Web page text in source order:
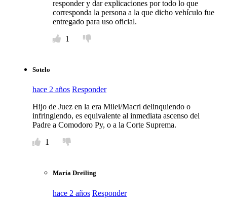
responder y dar explicaciones por todo lo que
corresponda la persona a la que dicho vehículo fue
entregado para uso oficial.
1
Sotelo
hace 2 años Responder
Hijo de Juez en la era Milei/Macri delinquiendo o
infringiendo, es equivalente al inmediata ascenso del
Padre a Comodoro Py, o a la Corte Suprema.
1
María Dreiling
hace 2 años Responder